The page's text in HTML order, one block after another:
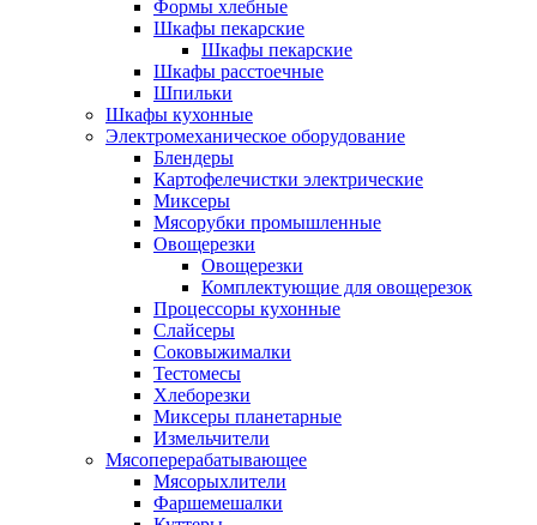
Формы хлебные
Шкафы пекарские
Шкафы пекарские
Шкафы расстоечные
Шпильки
Шкафы кухонные
Электромеханическое оборудование
Блендеры
Картофелечистки электрические
Миксеры
Мясорубки промышленные
Овощерезки
Овощерезки
Комплектующие для овощерезок
Процессоры кухонные
Слайсеры
Соковыжималки
Тестомесы
Хлеборезки
Миксеры планетарные
Измельчители
Мясоперерабатывающее
Мясорыхлители
Фаршемешалки